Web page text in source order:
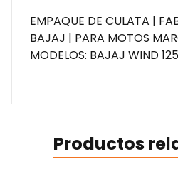
EMPAQUE DE CULATA |
BAJAJ | PARA MOTOS
MODELOS: BAJAJ WIND 125
Productos